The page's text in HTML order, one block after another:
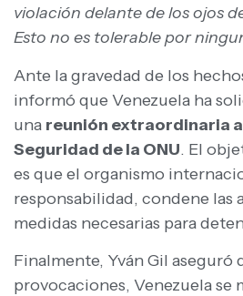
violación delante de los ojos
Esto no es tolerable por
Ante la gravedad de los
informó que Venezuela ha
una reunión extraordinaria
Seguridad de la ONU. El
es que el organismo
responsabilidad, condene las
medidas necesarias para
​Finalmente, Yván Gil aseguró
provocaciones, Venezuela se